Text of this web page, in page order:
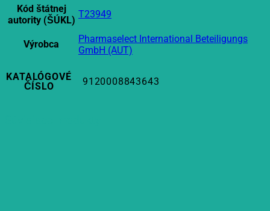
Kód štátnej
autority (ŠÚKL)
T23949
Výrobca
Pharmaselect International Beteiligungs
GmbH (AUT)
KATALÓGOVÉ
ČÍSLO
9120008843643